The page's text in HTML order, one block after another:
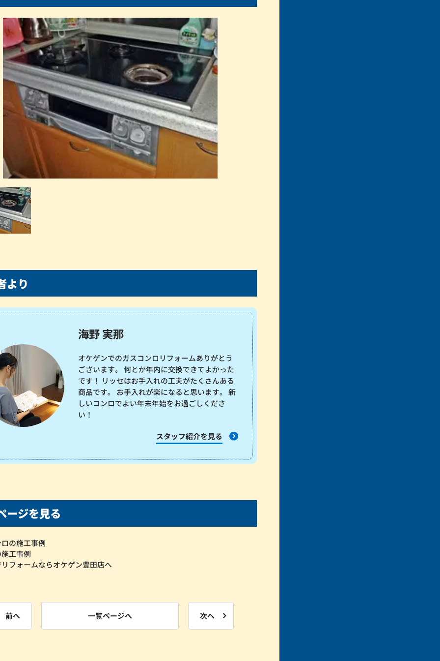
より
海野 実那
オケゲンでのガスコンロリフォームありがとう
ございます。 何とか年内に交換できてよかった
です！ リッセはお手入れの工夫がたくさんある
商品です。 お手入れが楽になると思います。 新
しいコンロでよい年末年始をお過ごしくださ
い！
スタッフ紹介を見る
ージを見る
の施工事例
工事例
フォームならオケゲン豊田店へ
前へ 一覧ページへ 次へ